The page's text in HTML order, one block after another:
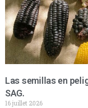
Las semillas en
SAG.
16 juillet 2026